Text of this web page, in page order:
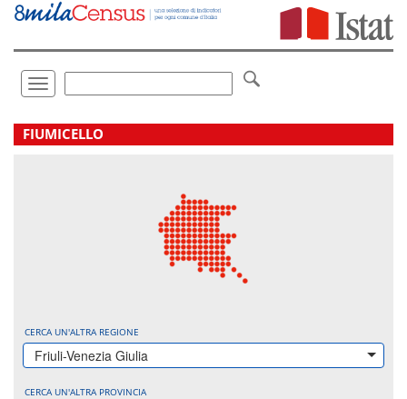
Vai
direttamente
Toggle
navigation
.
FIUMICELLO
CERCA UN'ALTRA REGIONE
Friuli-Venezia Giulia
CERCA UN'ALTRA PROVINCIA